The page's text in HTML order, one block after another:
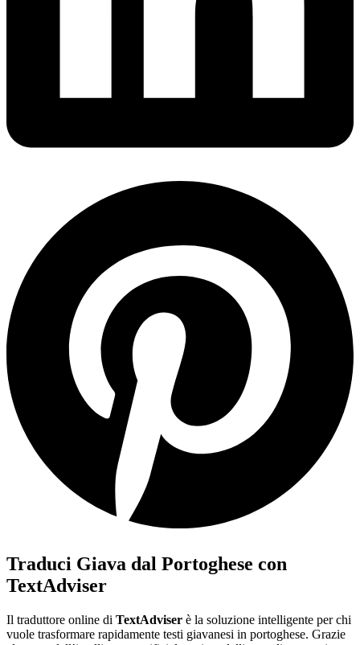
Traduci Giava dal Portoghese con
TextAdviser
Il traduttore online di TextAdviser è la soluzione intelligente per chi
vuole trasformare rapidamente testi giavanesi in portoghese. Grazie